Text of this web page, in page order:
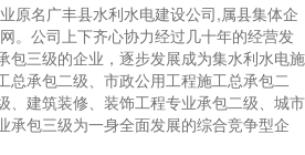
原名广丰县水利水电建设公司,属县集体企
。公司上下齐心协力经过几十年的经营发
包三级的企业，逐步发展成为集水利水电施
总承包二级、市政公用工程施工总承包二
、建筑装修、装饰工程专业承包二级、城市
承包三级为一身全面发展的综合竞争型企